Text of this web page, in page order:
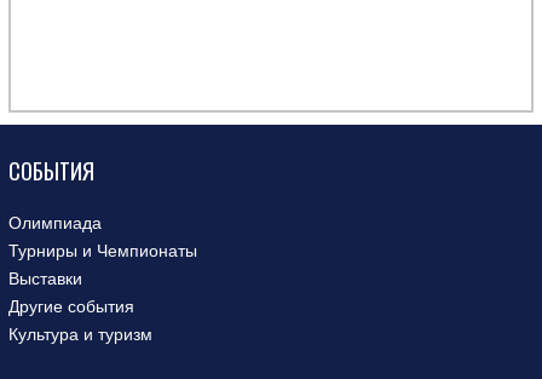
СОБЫТИЯ
Олимпиада
Турниры и Чемпионаты
Выставки
Другие события
Культура и туризм